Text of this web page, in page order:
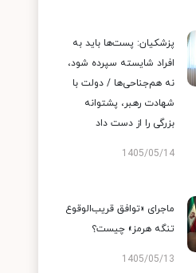
پزشکیان: پست‌ها باید به
افراد شایسته سپرده شود،
نه هم‌جناحی‌ها / دولت با
شهادت رهبر، پشتوانه
بزرگی را از دست داد
1405/05/14
ماجرای «توافق قریب‌الوقوع
تنگه هرمز» چیست؟
1405/05/13